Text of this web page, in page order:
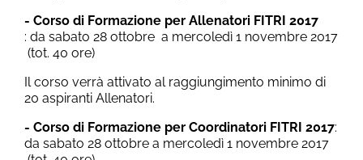
- Corso di Formazione per Allenatori FITRI 2017
: da sabato 28 ottobre a mercoledì 1 novembre 2017
(tot. 40 ore)
Il corso verrà attivato al raggiungimento minimo di
20 aspiranti Allenatori.
- Corso di Formazione per Coordinatori FITRI 2017:
da sabato 28 ottobre a mercoledì 1 novembre 2017